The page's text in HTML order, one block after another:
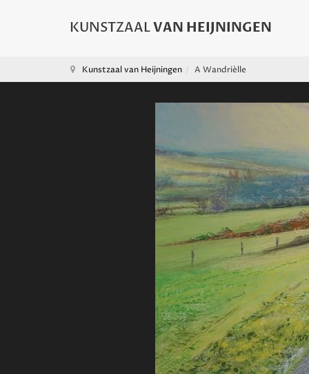
Kunstzaal van Heijningen A Wandrièlle